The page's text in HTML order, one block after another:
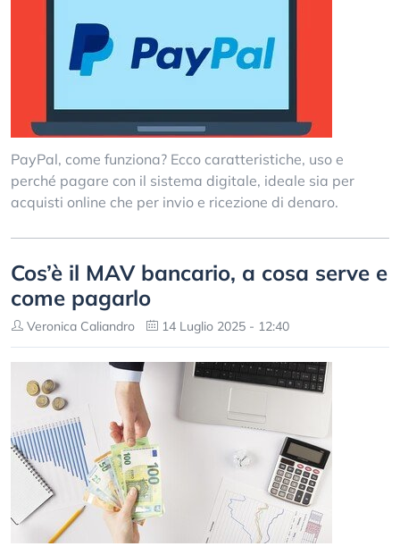
PayPal, come funziona? Ecco caratteristiche, uso e
perché pagare con il sistema digitale, ideale sia per
acquisti online che per invio e ricezione di denaro.
Cos’è il MAV bancario, a cosa serve e
come pagarlo
Veronica Caliandro 14 Luglio 2025 - 12:40